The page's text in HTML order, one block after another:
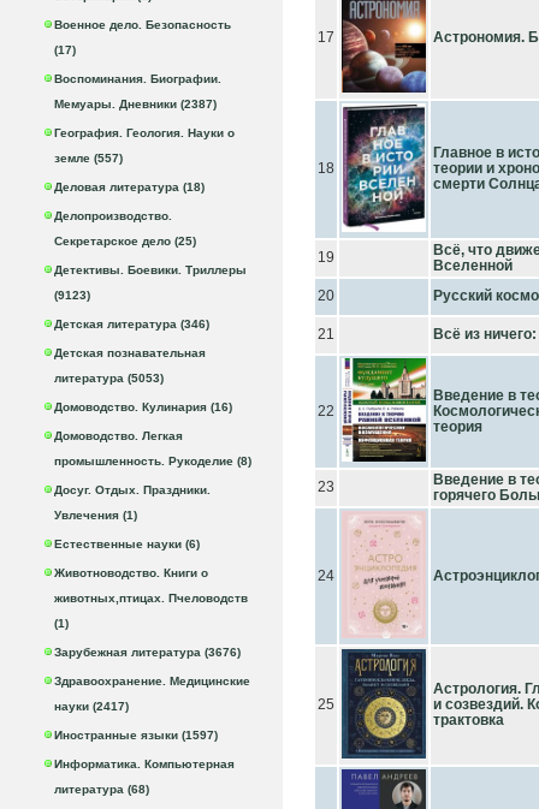
Военное дело. Безопасность
(17)
Воспоминания. Биографии.
Мемуары. Дневники (2387)
География. Геология. Науки о
земле (557)
Деловая литература (18)
Делопроизводство.
Секретарское дело (25)
Детективы. Боевики. Триллеры
(9123)
Детская литература (346)
Детская познавательная
литература (5053)
Домоводство. Кулинария (16)
Домоводство. Легкая
промышленность. Рукоделие (8)
Досуг. Отдых. Праздники.
Увлечения (1)
Естественные науки (6)
Животноводство. Книги о
животных,птицах. Пчеловодств
(1)
Зарубежная литература (3676)
Здравоохранение. Медицинские
науки (2417)
Иностранные языки (1597)
Информатика. Компьютерная
литература (68)
17 Астрономия.
18
Главное в
теории и
смерти
19
Всё, что
Вселенной
20
Русский
21 Всё из
22
Введение в
теория
23
Введение в
горячего
24
25
Астрология.
и созвездий.
трактовка